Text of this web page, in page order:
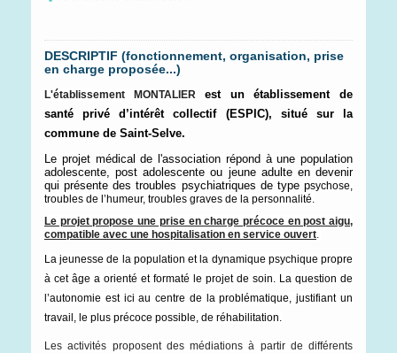
DESCRIPTIF (fonctionnement, organisation, prise
en charge proposée...)
L'établissement MONTALIERest un établissement de
santé privé d’intérêt collectif (ESPIC), situé sur la
commune de Saint-Selve.
Le projet médical de l'association répond à une population
adolescente, post adolescente ou jeune adulte en devenir
qui présente des troubles psychiatriques de type psychose,
troubles de l’humeur, troubles graves de la personnalité.
Le projet propose une prise en charge précoce en post aigu,
compatible avec une hospitalisation en service ouvert.
La jeunesse de la population et la dynamique psychique propre
à cet âge a orienté et formaté le projet de soin. La question de
l’autonomie est ici au centre de la problématique, justifiant un
travail, le plus précoce possible, de réhabilitation.
Les activités proposent des médiations à partir de différents